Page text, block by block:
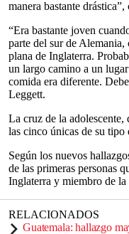
manera bastante
“Era bastante joven
parte del sur de
plana de Inglaterra.
un largo camino a un
comida era diferente.
Leggett.
La cruz de la adolescente,
las cinco únicas de su tipo
Según los nuevos
de las primeras personas
Inglaterra y miembro de la
RELACIONADOS
Guatemala: hallazgo